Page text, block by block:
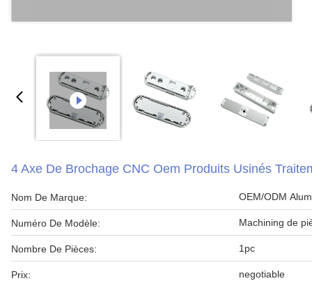
4 Axe De Brochage CNC Oem Produits Usinés
Nom De Marque: OEM/ODM
Numéro De Modèle: Machining de
Nombre De Pièces: 1pc
Prix: negotiable